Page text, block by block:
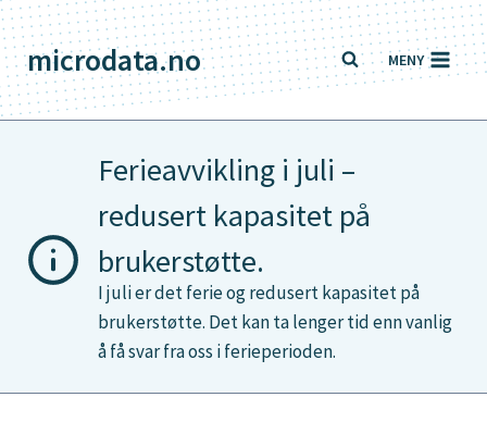
Skip
to
contentmicrodata.no MENY
Ferieavvikling i juli –
redusert kapasitet på
brukerstøtte.
I juli er det ferie og redusert kapasitet på
brukerstøtte. Det kan ta lenger tid enn vanlig
å få svar fra oss i ferieperioden.